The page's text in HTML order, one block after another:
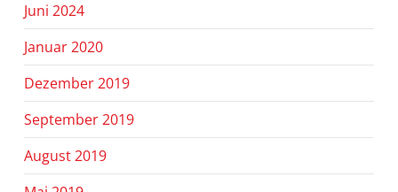
Juni 2024
Januar 2020
Dezember 2019
September 2019
August 2019